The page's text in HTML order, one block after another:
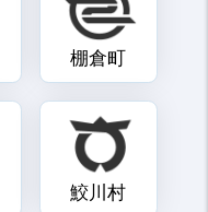
棚倉町
鮫川村